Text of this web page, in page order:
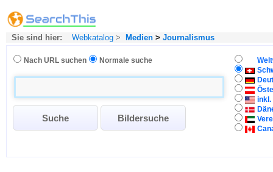
Sie sind hier: Webkatalog > Medien > Journalismus
Nach URL suchen Normale suche
inkl.